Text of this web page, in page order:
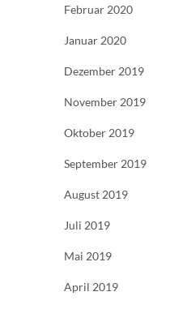
Februar 2020
Januar 2020
Dezember 2019
November 2019
Oktober 2019
September 2019
August 2019
Juli 2019
Mai 2019
April 2019